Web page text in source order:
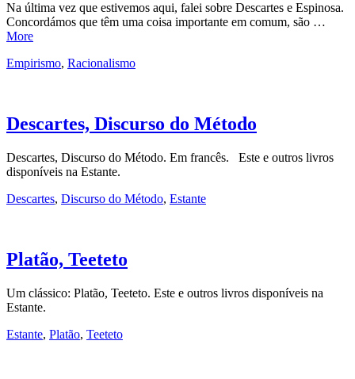
Na última vez que estivemos aqui, falei sobre Descartes e Espinosa.
Concordámos que têm uma coisa importante em comum, são …
More
Empirismo, Racionalismo
Descartes, Discurso do Método
Descartes, Discurso do Método. Em francês. Este e outros livros
disponíveis na Estante.
Descartes, Discurso do Método, Estante
Platão, Teeteto
Um clássico: Platão, Teeteto. Este e outros livros disponíveis na
Estante.
Estante, Platão, Teeteto